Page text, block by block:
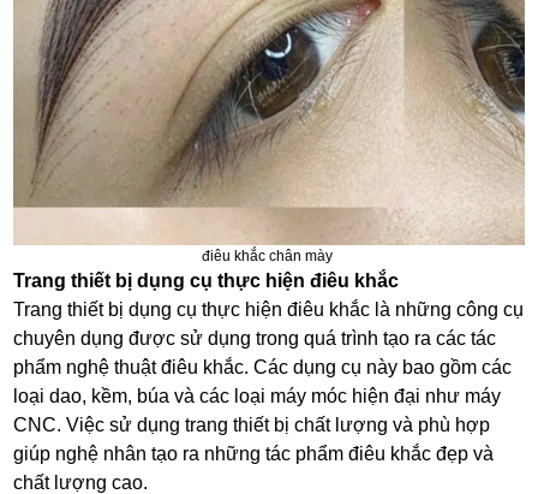
điêu khắc chân mày
Trang thiết bị dụng cụ thực hiện điêu khắc
Trang thiết bị dụng cụ thực hiện điêu khắc là những công cụ
chuyên dụng được sử dụng trong quá trình tạo ra các tác
phẩm nghệ thuật điêu khắc. Các dụng cụ này bao gồm các
loại dao, kềm, búa và các loại máy móc hiện đại như máy
CNC. Việc sử dụng trang thiết bị chất lượng và phù hợp
giúp nghệ nhân tạo ra những tác phẩm điêu khắc đẹp và
chất lượng cao.